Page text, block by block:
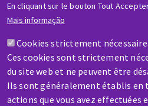
En cliquant sur le bouton Tout
Mais informação
Cookies strictement
Ces cookies sont strictement
du site web et ne peuvent être
Ils sont généralement établis en
actions que vous avez effectuées
AIDE &
Une question ? Un